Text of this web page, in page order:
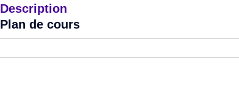
Description
Plan de cours